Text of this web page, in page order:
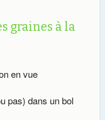
graines à la
en vue
pas) dans un bol